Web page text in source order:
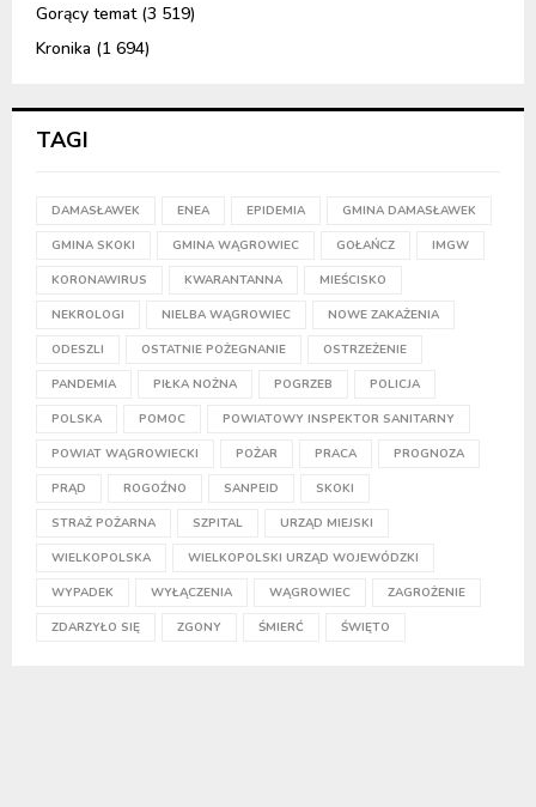
Gorący temat(3 519)
Kronika (1 694)
TAGI
DAMASŁAWEK ENEA EPIDEMIA GMINA DAMASŁAWEK
GMINA SKOKI GMINA WĄGROWIEC GOŁAŃCZ IMGW
KORONAWIRUS KWARANTANNA MIEŚCISKO
NEKROLOGI NIELBA WĄGROWIEC NOWE ZAKAŻENIA
ODESZLI OSTATNIE POŻEGNANIE OSTRZEŻENIE
PANDEMIA PIŁKA NOŻNA POGRZEB POLICJA
POLSKA POMOC POWIATOWY INSPEKTOR SANITARNY
POWIAT WĄGROWIECKI POŻAR PRACA PROGNOZA
PRĄD ROGOŹNO SANPEID SKOKI
STRAŻ POŻARNA SZPITAL URZĄD MIEJSKI
WIELKOPOLSKA WIELKOPOLSKI URZĄD WOJEWÓDZKI
WYPADEK WYŁĄCZENIA WĄGROWIEC ZAGROŻENIE
ZDARZYŁO SIĘ ZGONY ŚMIERĆ ŚWIĘTO